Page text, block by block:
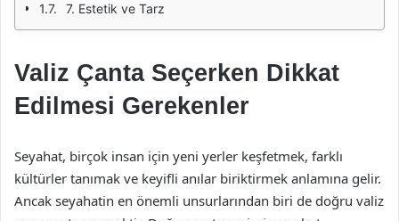
7. Estetik ve Tarz
Valiz Çanta Seçerken Dikkat
Edilmesi Gerekenler
Seyahat, birçok insan için yeni yerler keşfetmek, farklı
kültürler tanımak ve keyifli anılar biriktirmek anlamına gelir.
Ancak seyahatin en önemli unsurlarından biri de doğru valiz